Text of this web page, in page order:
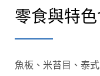
零食與特
魚板、米苔目、泰